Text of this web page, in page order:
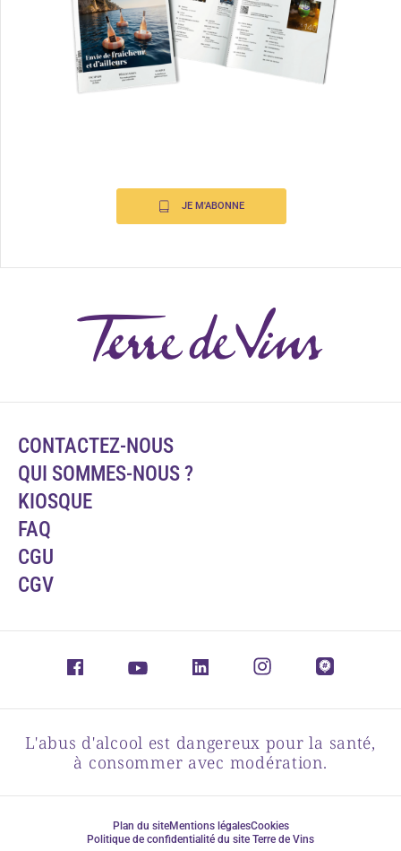
JE M'ABONNE
CONTACTEZ-NOUS
QUI SOMMES-NOUS ?
KIOSQUE
FAQ
CGU
CGV
L'abus d'alcool est dangereux pour la santé,
à consommer avec modération.
Plan du siteMentions légalesCookies
Politique de confidentialité du site Terre de Vins